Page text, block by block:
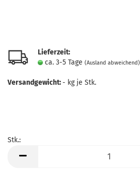
Lieferzeit:
ca. 3-5 Tage (Ausland abweichend)
Versandgewicht:- kg je Stk.
Stk.: